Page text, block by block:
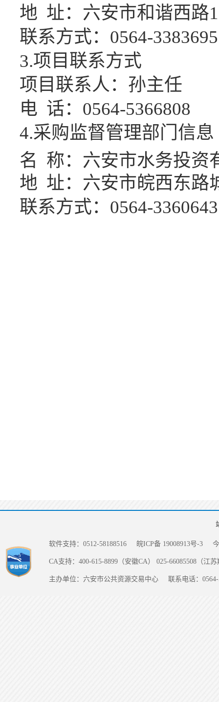
地 址： 六安市和谐西路
联系方式： 0564-3383695
3.项目联系方式
项目联系人：孙主任
电 话： 0564-5366808
4.采购监督管理部门信息
名 称：六安市水务投资
地 址：六安市皖西东路
联系方式： 0564-3360643
软件支持：0512-58188516 皖ICP备 19008913号-3
CA支持：400-615-8899（安徽CA） 025-66085508（江
主办单位：六安市公共资源交易中心 联系电话：0564-